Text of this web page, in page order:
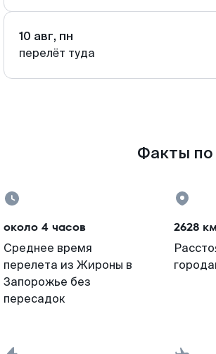
10 авг, пн
перелёт туда
Факты по
около 4 часов
Среднее время
перелета из Жироны в
Запорожье без
пересадок
2628